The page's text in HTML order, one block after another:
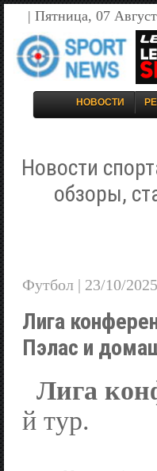
| Пятница, 07
НОВОСТИ
Новости
обзоры,
Футбол | 23/10/
Лигa
Пэлас и
Лигa
й тур.